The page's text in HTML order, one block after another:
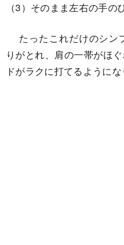
（3）そのまま左右の手の
たったこれだけのシン
りがとれ、肩の一帯がほ
ドがラクに打てるように